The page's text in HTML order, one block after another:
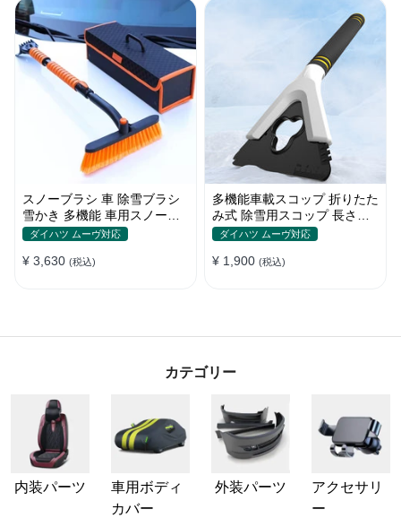
スノーブラシ 車 除雪ブラシ
雪かき 多機能 車用スノーブ
ラシ アイススクレーパー 伸
車用 霜取り 雪対策
ダイハツ ムーヴ対応
¥ 3,630 (税込)
多機能車載スコップ 折りたた
み式 除雪用スコップ 長さ調
節可能 除雪 雪かきシャベル
車用 軽量 使い勝手良い
ダイハツ ムーヴ対応
¥ 1,900 (税込)
カテゴリー
内装パーツ
車用ボディ
カバー
外装パーツ
アクセサリ
ー